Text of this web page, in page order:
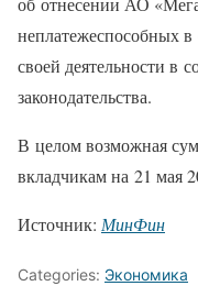
неплатежеспособных
своей деятельности в
законодательства.
В целом возможная
вкладчикам на 21 мая
Источник: МинФин
Categories: Экономика